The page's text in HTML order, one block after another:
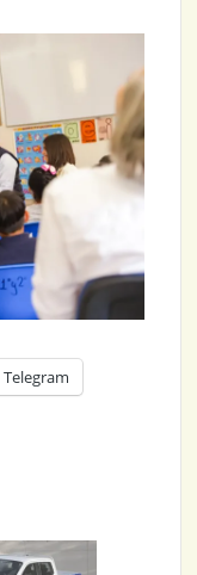
Telegram